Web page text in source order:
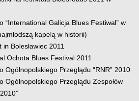
“International Galicja Blues Festiwal” w
kapelą w historii)
Bolesławiec 2011
Ochota Blues Festival 2011
Ogólnopolskiego Przeglądu “RNR” 2010
Ogólnopolskiego Przeglądu Zespołów